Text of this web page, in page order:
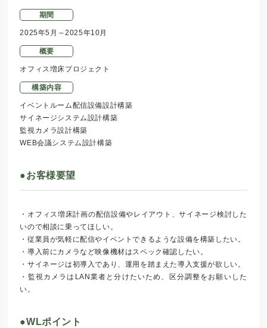
期間
2025年5月～2025年10月
概要
オフィス増床プロジェクト
構築内容
イベントルーム配信設備設計構築
サイネージシステム設計構築
監視カメラ設計構築
WEB会議システム設計構築
●お客様要望
・オフィス増床計画の配信設備やレイアウト、サイネージ検討した
いので相談に乗ってほしい。
・従業員が気軽に配信やイベントできるような設備を構築したい。
・導入前にカメラなど映像機材はスペック確認したい。
・サイネージは初導入であり、運用を踏まえた導入支援が欲しい。
・監視カメラはLAN業者と分けたいため、区分調整をお願いした
い。
●WLポイント